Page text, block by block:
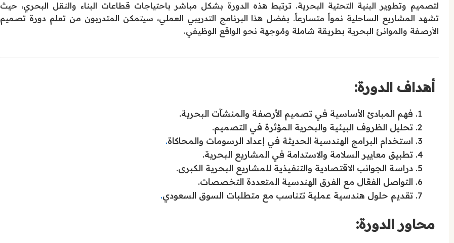
لتصميم وتطوير البنية التحتية البحرية. ترتبط هذه الدورة بشكل مباشر باحتياجات قطاعات البناء والنقل البحري، حيث
تشهد المشاريع الساحلية نمواً متسارعاً. بفضل هذا البرنامج التدريبي العملي، سيتمكن المتدربون من تعلم دورة تصميم
الأرصفة والموانئ البحرية بطريقة شاملة ومُوجهة نحو الواقع الوظيفي.
أهداف الدورة:
فهم المبادئ الأساسية في تصميم الأرصفة والمنشآت البحرية.
تحليل الظروف البيئية والبحرية المؤثرة في التصميم.
استخدام البرامج الهندسية الحديثة في إعداد الرسومات والمحاكاة.
تطبيق معايير السلامة والاستدامة في المشاريع البحرية.
دراسة الجوانب الاقتصادية والتنفيذية للمشاريع البحرية الكبرى.
التواصل الفعّال مع الفرق الهندسية المتعددة التخصصات.
تقديم حلول هندسية عملية تتناسب مع متطلبات السوق السعودي.
محاور الدورة: